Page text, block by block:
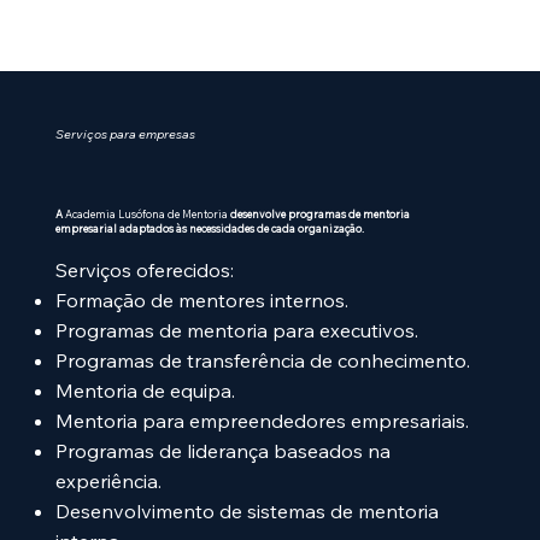
Serviços para empresas
AAcademia Lusófona de Mentoria desenvolve programas de mentoria
empresarial adaptados às necessidades de cada organização.
Serviços oferecidos:
Formação de mentores internos.
Programas de mentoria para executivos.
Programas de transferência de conhecimento.
Mentoria de equipa.
Mentoria para empreendedores empresariais.
Programas de liderança baseados na
experiência.
Desenvolvimento de sistemas de mentoria